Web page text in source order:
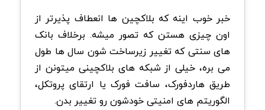
خبر خوب اینه که بلاکچین ها انعطاف پذیرتر از
اون چیزی هستن که تصور میشه. برخلاف بانک
های سنتی که تغییر زیرساخت شون سال ها طول
می بره، خیلی از شبکه های بلاکچینی میتونن از
طریق هاردفورک، سافت فورک یا ارتقای پروتکل،
الگوریتم های امنیتی خودشون رو تغییر بدن.